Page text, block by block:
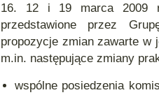
16. 12 i 19 marca 2009 r.
przedstawione przez
propozycje zmian zawarte w
m.in. następujące zmiany
wspólne posiedzenia